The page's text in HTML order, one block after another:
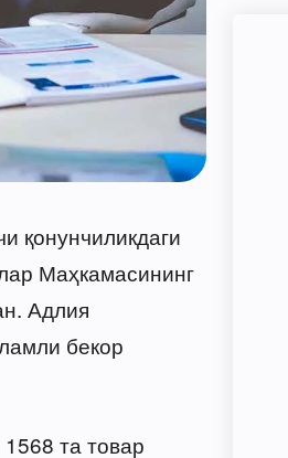
қонунчиликдаги
Маҳкамасининг
Адлия
бекор
та товар